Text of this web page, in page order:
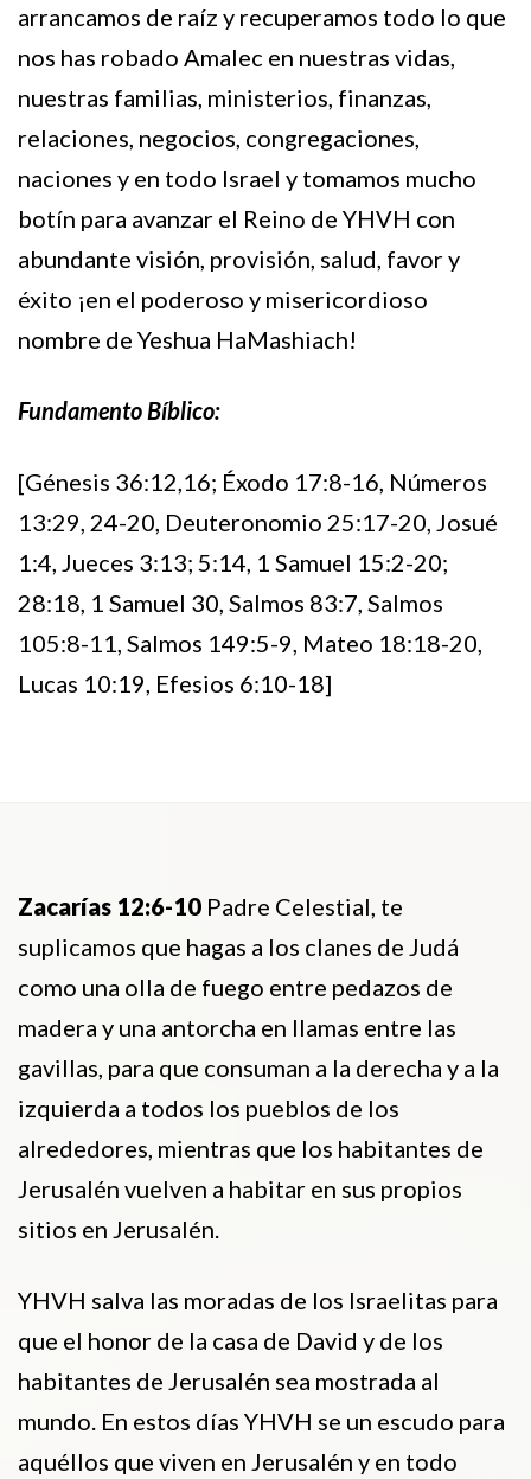
arrancamos de raíz y recuperamos todo lo que
nos has robado Amalec en nuestras vidas,
nuestras familias, ministerios, finanzas,
relaciones, negocios, congregaciones,
naciones y en todo Israel y tomamos mucho
botín para avanzar el Reino de YHVH con
abundante visión, provisión, salud, favor y
éxito ¡en el poderoso y misericordioso
nombre de Yeshua HaMashiach!
Fundamento Bíblico:
[Génesis 36:12,16; Éxodo 17:8-16, Números
13:29, 24-20, Deuteronomio 25:17-20, Josué
1:4, Jueces 3:13; 5:14, 1 Samuel 15:2-20;
28:18, 1 Samuel 30, Salmos 83:7, Salmos
105:8-11, Salmos 149:5-9, Mateo 18:18-20,
Lucas 10:19, Efesios 6:10-18]
Zacarías 12:6-10 Padre Celestial, te
suplicamos que hagas a los clanes de Judá
como una olla de fuego entre pedazos de
madera y una antorcha en llamas entre las
gavillas, para que consuman a la derecha y a la
izquierda a todos los pueblos de los
alrededores, mientras que los habitantes de
Jerusalén vuelven a habitar en sus propios
sitios en Jerusalén.
YHVH salva las moradas de los Israelitas para
que el honor de la casa de David y de los
habitantes de Jerusalén sea mostrada al
mundo. En estos días YHVH se un escudo para
aquéllos que viven en Jerusalén y en todo